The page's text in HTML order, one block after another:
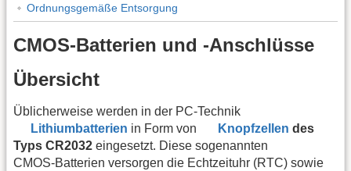
Ordnungsgemäße Entsorgung
CMOS-Batterien und -Anschlüsse
Übersicht
Üblicherweise werden in der PC-Technik
Lithiumbatterien in Form von Knopfzellen des
Typs CR2032 eingesetzt. Diese sogenannten
CMOS‑Batterien versorgen die Echtzeituhr (RTC) sowie